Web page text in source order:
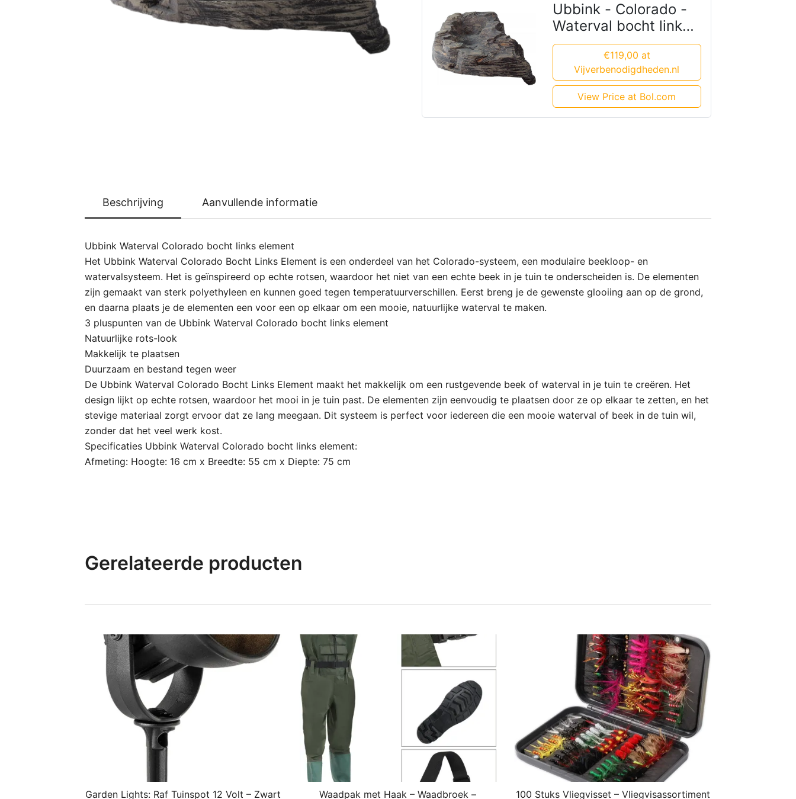
Ubbink - Colorado -
Waterval bocht links -
beekloop - 55 x 75 x
€119,00 at
Vijverbenodigdheden.nl
View Price at Bol.com
Beschrijving Aanvullende informatie
Ubbink Waterval Colorado bocht links element
Het Ubbink Waterval Colorado Bocht Links Element is een onderdeel van het Colorado-systeem, een modulaire beekloop- en
watervalsysteem. Het is geïnspireerd op echte rotsen, waardoor het niet van een echte beek in je tuin te onderscheiden is. De elementen
zijn gemaakt van sterk polyethyleen en kunnen goed tegen temperatuurverschillen. Eerst breng je de gewenste glooiing aan op de grond,
en daarna plaats je de elementen een voor een op elkaar om een mooie, natuurlijke waterval te maken.
3 pluspunten van de Ubbink Waterval Colorado bocht links element
Natuurlijke rots-look
Makkelijk te plaatsen
Duurzaam en bestand tegen weer
De Ubbink Waterval Colorado Bocht Links Element maakt het makkelijk om een rustgevende beek of waterval in je tuin te creëren. Het
design lijkt op echte rotsen, waardoor het mooi in je tuin past. De elementen zijn eenvoudig te plaatsen door ze op elkaar te zetten, en het
stevige materiaal zorgt ervoor dat ze lang meegaan. Dit systeem is perfect voor iedereen die een mooie waterval of beek in de tuin wil,
zonder dat het veel werk kost.
Specificaties Ubbink Waterval Colorado bocht links element:
Afmeting: Hoogte: 16 cm x Breedte: 55 cm x Diepte: 75 cm
Gerelateerde producten
Garden Lights: Raf Tuinspot 12 Volt – Zwart Waadpak met Haak – Waadbroek – 100 Stuks Vliegvisset – Vliegvisassortiment